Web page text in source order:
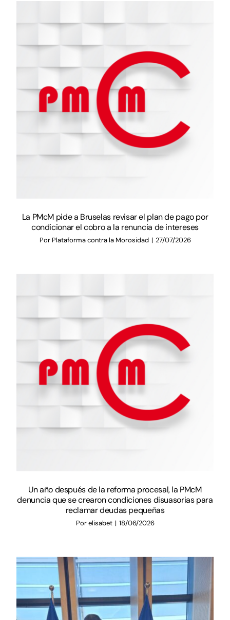
La PMcM pide a Bruselas revisar el plan de pago por
condicionar el cobro a la renuncia de intereses
Por Plataforma contra la Morosidad | 27/07/2026
Un año después de la reforma procesal, la PMcM
denuncia que se crearon condiciones disuasorias para
reclamar deudas pequeñas
Porelisabet | 18/06/2026